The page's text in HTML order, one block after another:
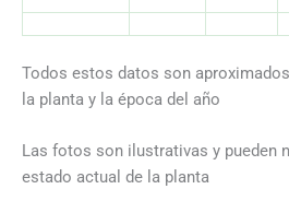
Todos estos datos son
la planta y la época del año
Las fotos son ilustrativas y pueden
estado actual de la planta